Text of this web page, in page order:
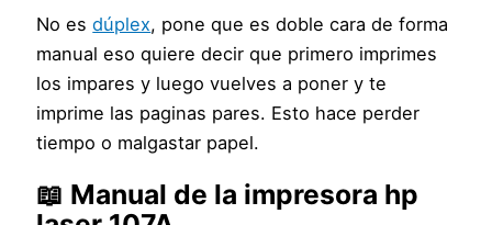
No esdúplex, pone que es doble cara de forma
manual eso quiere decir que primero imprimes
los impares y luego vuelves a poner y te
imprime las paginas pares. Esto hace perder
tiempo o malgastar papel.
📖 Manual de la impresora hp